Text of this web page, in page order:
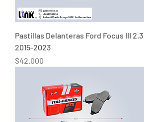
Pastillas Delanteras Ford Focus III 2.3
2015-2023
Precio
$42.000